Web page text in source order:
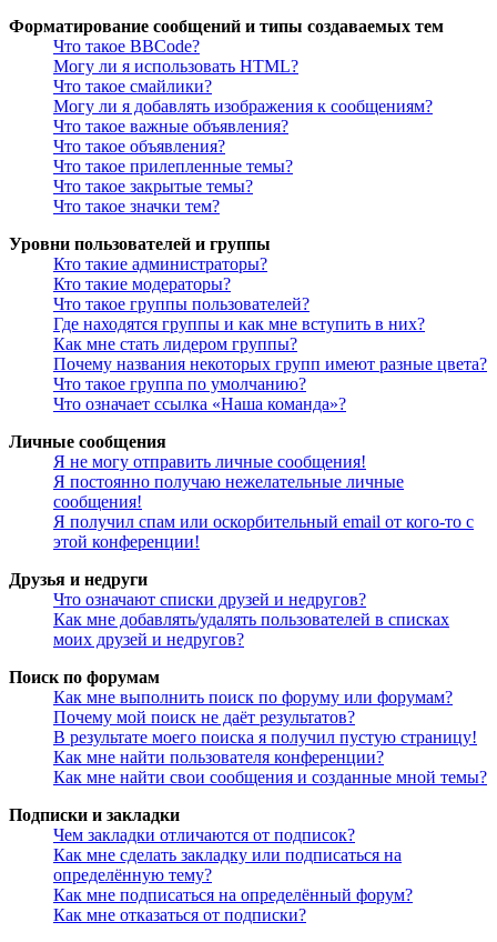
Форматирование сообщений и типы создаваемых тем
Что такое BBCode?
Могу ли я использовать HTML?
Что такое смайлики?
Могу ли я добавлять изображения к сообщениям?
Что такое важные объявления?
Что такое объявления?
Что такое прилепленные темы?
Что такое закрытые темы?
Что такое значки тем?
Уровни пользователей и группы
Кто такие администраторы?
Кто такие модераторы?
Что такое группы пользователей?
Где находятся группы и как мне вступить в них?
Как мне стать лидером группы?
Почему названия некоторых групп имеют разные цвета?
Что такое группа по умолчанию?
Что означает ссылка «Наша команда»?
Личные сообщения
Я не могу отправить личные сообщения!
Я постоянно получаю нежелательные личные
сообщения!
Я получил спам или оскорбительный email от кого-то с
этой конференции!
Друзья и недруги
Что означают списки друзей и недругов?
Как мне добавлять/удалять пользователей в списках
моих друзей и недругов?
Поиск по форумам
Как мне выполнить поиск по форуму или форумам?
Почему мой поиск не даёт результатов?
В результате моего поиска я получил пустую страницу!
Как мне найти пользователя конференции?
Как мне найти свои сообщения и созданные мной темы?
Подписки и закладки
Чем закладки отличаются от подписок?
Как мне сделать закладку или подписаться на
определённую тему?
Как мне подписаться на определённый форум?
Как мне отказаться от подписки?